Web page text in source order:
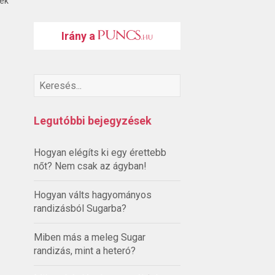
Irány a
Legutóbbi bejegyzések
Hogyan elégíts ki egy érettebb
nőt? Nem csak az ágyban!
Hogyan válts hagyományos
randizásból Sugarba?
Miben más a meleg Sugar
randizás, mint a heteró?